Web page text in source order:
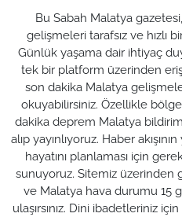
Bu Sabah Malatya
gelişmeleri tarafsız ve hızlı
Günlük yaşama dair ihtiyaç
tek bir platform üzerinden
son dakika Malatya
okuyabilirsiniz. Özellikle
dakika deprem Malatya
alıp yayınlıyoruz. Haber
hayatını planlaması için
sunuyoruz. Sitemiz üzerinden
ve Malatya hava durumu 15
ulaşırsınız. Dini ibadetleriniz